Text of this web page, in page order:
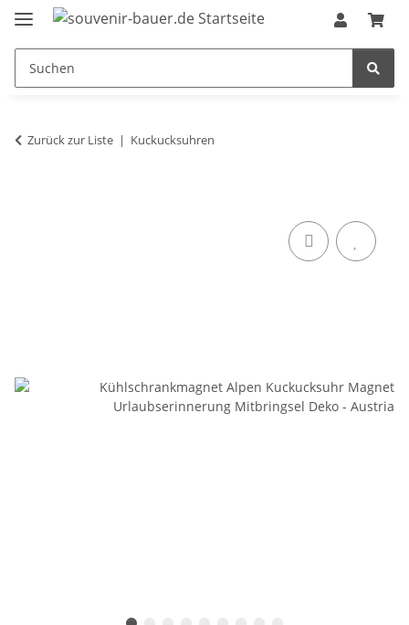
Zurück zur Liste Kuckucksuhren